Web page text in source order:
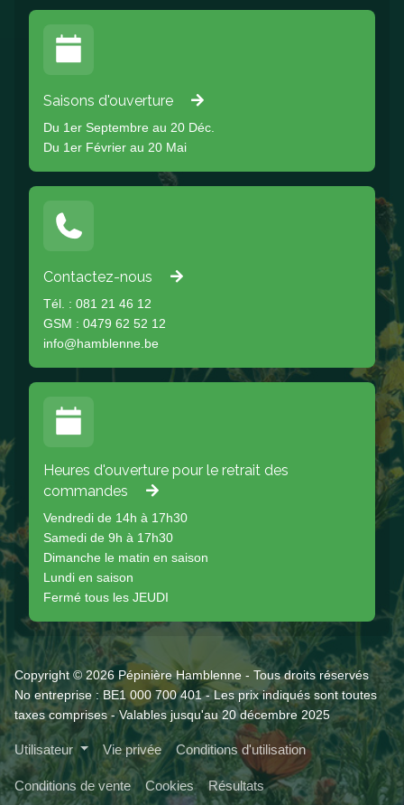
Saisons d'ouverture
Du 1er Septembre au 20 Déc.
Du 1er Février au 20 Mai
Contactez-nous
Tél. : 081 21 46 12
GSM : 0479 62 52 12
info@hamblenne.be
Heures d'ouverture pour le retrait des
commandes
Vendredi de 14h à 17h30
Samedi de 9h à 17h30
Dimanche le matin en saison
Lundi en saison
Fermé tous les JEUDI
Copyright © 2026 Pépinière Hamblenne - Tous droits réservés
No entreprise : BE1 000 700 401 - Les prix indiqués sont toutes
taxes comprises - Valables jusqu'au 20 décembre 2025
Utilisateur Vie privée Conditions d'utilisation
Conditions de vente Cookies Résultats